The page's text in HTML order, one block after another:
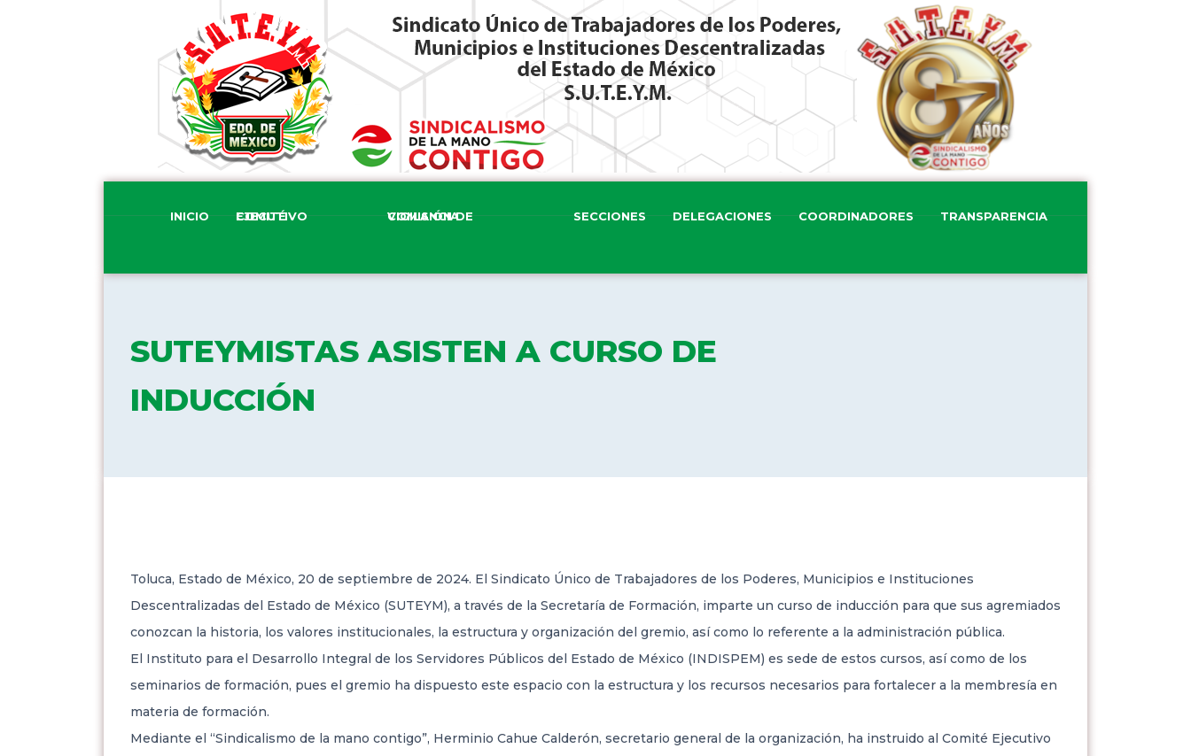
INICIO COMITÉ EJECUTIVO COMISIÓN DE VIGILANCIA SECCIONES DELEGACIONES COORDINADORES TRANSPARENCIA
SUTEYMISTAS ASISTEN A CURSO DE
INDUCCIÓN
Toluca, Estado de México, 20 de septiembre de 2024. El Sindicato Único de Trabajadores de los Poderes, Municipios e Instituciones
Descentralizadas del Estado de México (SUTEYM), a través de la Secretaría de Formación, imparte un curso de inducción para que sus agremiados
conozcan la historia, los valores institucionales, la estructura y organización del gremio, así como lo referente a la administración pública.
El Instituto para el Desarrollo Integral de los Servidores Públicos del Estado de México (INDISPEM) es sede de estos cursos, así como de los
seminarios de formación, pues el gremio ha dispuesto este espacio con la estructura y los recursos necesarios para fortalecer a la membresía en
materia de formación.
Mediante el “Sindicalismo de la mano contigo”, Herminio Cahue Calderón, secretario general de la organización, ha instruido al Comité Ejecutivo